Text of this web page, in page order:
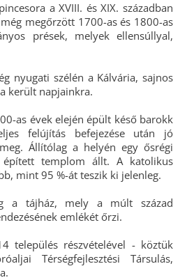
a XVIII. és XIX. században
megőrzött 1700-as és 1800-as
prések, melyek ellensúllyal,
nyugati szélén a Kálvária, sajnos
került napjainkra.
as évek elején épült késő barokk
felújítás befejezése után jó
Állítólag a helyén egy ősrégi
épített templom állt. A katolikus
mint 95 %-át teszik ki jelenleg.
a tájház, mely a múlt század
emlékét őrzi.
település részvételével - köztük
Térségfejlesztési Társulás,